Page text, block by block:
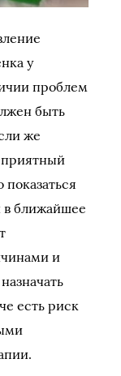
у
проблем
быть
же
в ближайшее
и
есть риск